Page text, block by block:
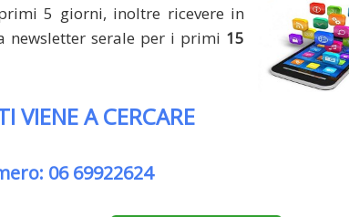
5 giorni, inoltre ricevere in
newsletter serale per i primi 15
VIENE A CERCARE
06 69922624